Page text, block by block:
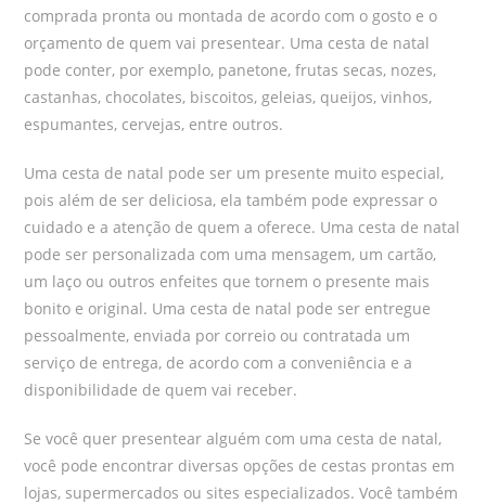
comprada pronta ou montada de acordo com o gosto e o
orçamento de quem vai presentear. Uma cesta de natal
pode conter, por exemplo, panetone, frutas secas, nozes,
castanhas, chocolates, biscoitos, geleias, queijos, vinhos,
espumantes, cervejas, entre outros.
Uma cesta de natal pode ser um presente muito especial,
pois além de ser deliciosa, ela também pode expressar o
cuidado e a atenção de quem a oferece. Uma cesta de natal
pode ser personalizada com uma mensagem, um cartão,
um laço ou outros enfeites que tornem o presente mais
bonito e original. Uma cesta de natal pode ser entregue
pessoalmente, enviada por correio ou contratada um
serviço de entrega, de acordo com a conveniência e a
disponibilidade de quem vai receber.
Se você quer presentear alguém com uma cesta de natal,
você pode encontrar diversas opções de cestas prontas em
lojas, supermercados ou sites especializados. Você também